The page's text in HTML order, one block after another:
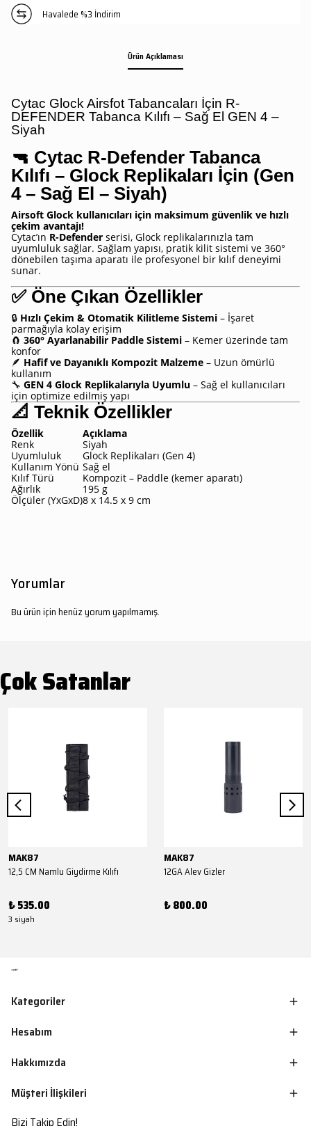
Havalede %3 İndirim
Ürün Açıklaması
Cytac Glock Airsfot Tabancaları İçin R-
DEFENDER Tabanca Kılıfı – Sağ El GEN 4 –
Siyah
🔫 Cytac R-Defender Tabanca
Kılıfı – Glock Replikaları İçin (Gen
4 – Sağ El – Siyah)
Airsoft Glock kullanıcıları için maksimum güvenlik ve hızlı
çekim avantajı!
Cytac’ın R-Defender serisi, Glock replikalarınızla tam
uyumluluk sağlar. Sağlam yapısı, pratik kilit sistemi ve 360°
dönebilen taşıma aparatı ile profesyonel bir kılıf deneyimi
sunar.
✅ Öne Çıkan Özellikler
🔒 Hızlı Çekim & Otomatik Kilitleme Sistemi – İşaret
parmağıyla kolay erişim
🧲 360° Ayarlanabilir Paddle Sistemi – Kemer üzerinde tam
konfor
🪶 Hafif ve Dayanıklı Kompozit Malzeme – Uzun ömürlü
kullanım
🔧 GEN 4 Glock Replikalarıyla Uyumlu – Sağ el kullanıcıları
için optimize edilmiş yapı
📐 Teknik Özellikler
Özellik
Açıklama
Renk
Siyah
Uyumluluk
Glock Replikaları (Gen 4)
Kullanım Yönü Sağ el
Kılıf Türü
Kompozit – Paddle (kemer aparatı)
Ağırlık
195 g
Ölçüler (YxGxD)8 x 14.5 x 9 cm
Yorumlar
Bu ürün için henüz yorum yapılmamış.
Çok Satanlar
MAK87
12,5 CM Namlu Giydirme Kılıfı
₺ 535.00
3 siyah
MAK87
12GA Alev Gizler
₺ 800.00
Kategoriler
Hesabım
Hakkımızda
Müşteri İlişkileri
Bizi Takip Edin!